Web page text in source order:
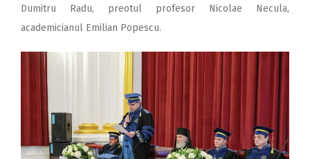
Dumitru Radu, preotul profesor Nicolae Necula,
academicianul Emilian Popescu.